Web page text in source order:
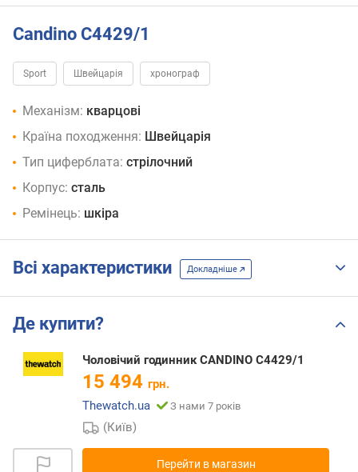
Candino C4429/1
Sport Швейцарія хронограф
Механізм: кварцові
Країна походження: Швейцарія
Тип циферблата: стрілочний
Корпус: сталь
Ремінець: шкіра
Всі характеристики Докладніше
Де купити?
Чоловічий годинник CANDINO C4429/1
15 494 грн.
Thewatch.ua
З нами 7 років
(Київ)
Перейти в магазин